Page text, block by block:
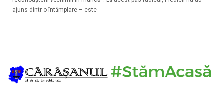
ajuns dintr-o întâmplare – este